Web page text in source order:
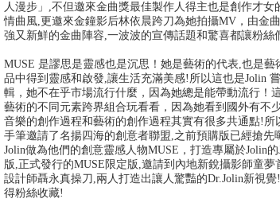
人漫步」,不但邀來金曲獎最佳製作人得主也是創作才
情曲風,更邀來金鐘影后林依晨跨刀為她拍攝MV，由金
強又新鮮的金曲陣容,一波波的宣傳話題和驚喜都讓粉絲
MUSE 是謬思是靈感也是沉思！她是藝術的代表,也是
品中得到靈感和啟發,讓生活充滿美感!所以這也是Jolin
輯，她不在乎市場流行什麼，因為她總是能帶動流行！
藝術的不同元素跨界組合玩看看，因為她看到國外有不
音樂的創作過程和藝術的創作過程其實有很多共通點!
手筆邀請了名揚四海的創意者聯盟,之前預購版已經搶
Jolin做為他們的創意靈感人物MUSE，打造專屬於Jolin
版,正式發行的MUSE限定版,邀請到內地新銳攝影師童
設計師聶永真操刀,兩人打造出讓人驚豔的Dr.Jolin新視
得粉絲收藏!